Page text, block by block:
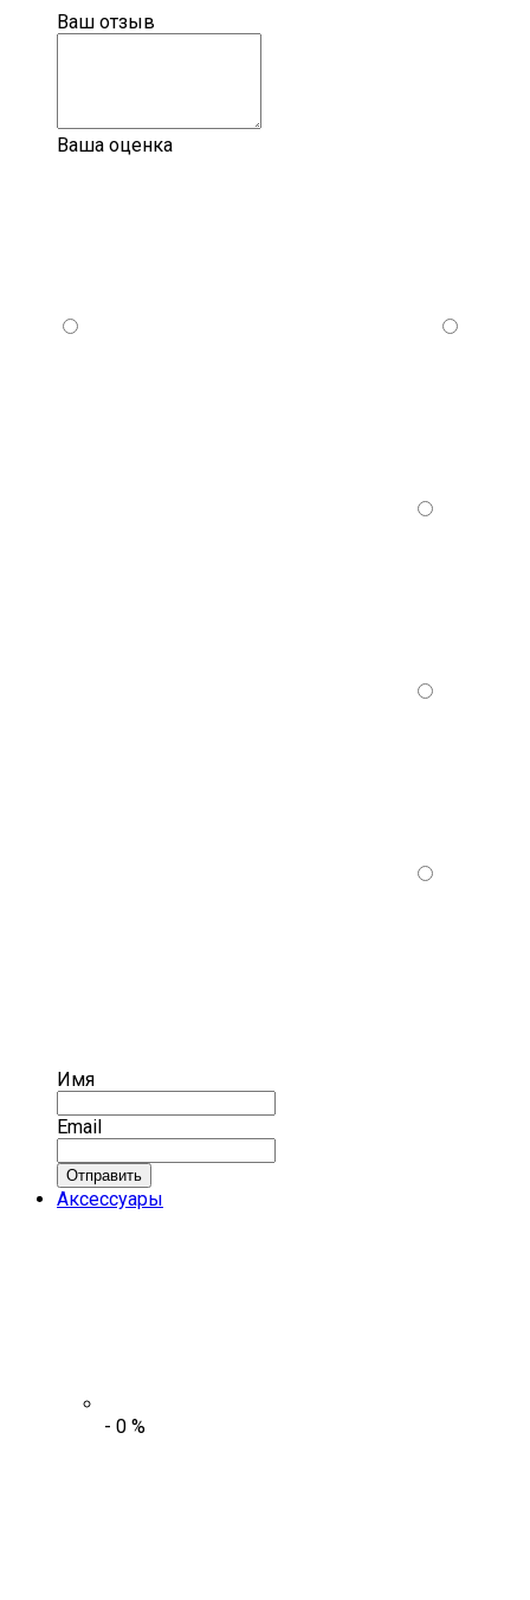
Ваш отзыв
Ваша оценка
Имя
Email
Отправить
Аксессуары
- 0 %